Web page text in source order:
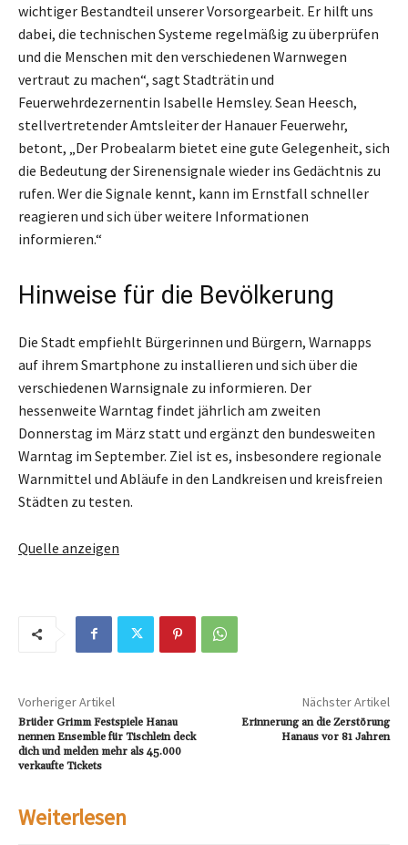
wichtiger Bestandteil unserer Vorsorgearbeit. Er hilft uns
dabei, die technischen Systeme regelmäßig zu überprüfen
und die Menschen mit den verschiedenen Warnwegen
vertraut zu machen“, sagt Stadträtin und
Feuerwehrdezernentin Isabelle Hemsley. Sean Heesch,
stellvertretender Amtsleiter der Hanauer Feuerwehr,
betont, „Der Probealarm bietet eine gute Gelegenheit, sich
die Bedeutung der Sirenensignale wieder ins Gedächtnis zu
rufen. Wer die Signale kennt, kann im Ernstfall schneller
reagieren und sich über weitere Informationen
informieren.“
Hinweise für die Bevölkerung
Die Stadt empfiehlt Bürgerinnen und Bürgern, Warnapps
auf ihrem Smartphone zu installieren und sich über die
verschiedenen Warnsignale zu informieren. Der
hessenweite Warntag findet jährlich am zweiten
Donnerstag im März statt und ergänzt den bundesweiten
Warntag im September. Ziel ist es, insbesondere regionale
Warnmittel und Abläufe in den Landkreisen und kreisfreien
Städten zu testen.
Quelle anzeigen
Vorheriger Artikel
Brüder Grimm Festspiele Hanau
nennen Ensemble für Tischlein deck
dich und melden mehr als 45.000
verkaufte Tickets
Nächster Artikel
Erinnerung an die Zerstörung
Hanaus vor 81 Jahren
Weiterlesen